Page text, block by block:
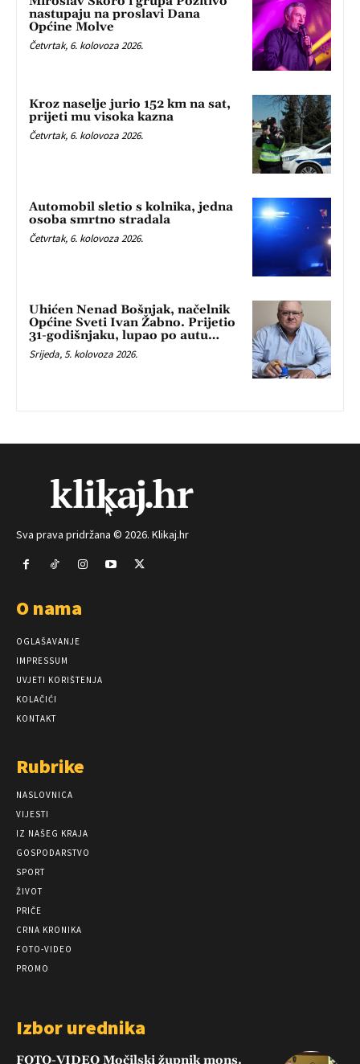
nastupaju na proslavi Dana
Općine Molve
Četvrtak, 6. kolovoza 2026.
Kroz naselje jurio 152 km na sat,
prijeti mu visoka kazna
Četvrtak, 6. kolovoza 2026.
Automobil sletio s kolnika, jedna
osoba smrtno stradala
Četvrtak, 6. kolovoza 2026.
Uhićen Nenad Bošnjak, načelnik
Općine Sveti Ivan Žabno. Prijetio
31-godišnjaku, lupao po autu…
Srijeda, 5. kolovoza 2026.
Sva prava pridržana © 2026. Klikaj.hr
O nama
OGLAŠAVANJE
IMPRESSUM
UVJETI KORIŠTENJA
KOLAČIĆI
KONTAKT
Rubrike
NASLOVNICA
VIJESTI
IZ NAŠEG KRAJA
GOSPODARSTVO
SPORT
ŽIVOT
PRIČE
CRNA KRONIKA
FOTO-VIDEO
PROMO
Izbor urednika
FOTO-VIDEO Močilski župnik mons.